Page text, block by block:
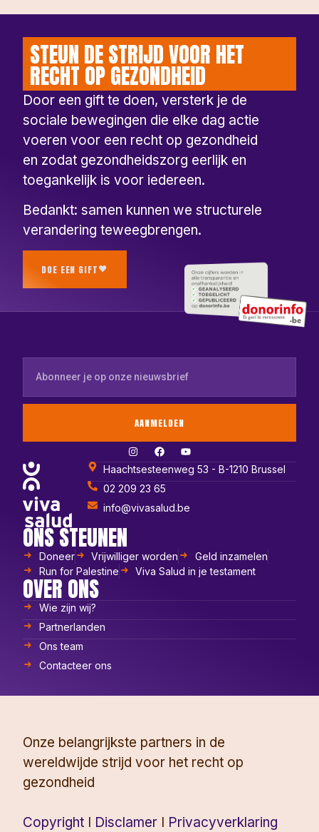
STEUN DE STRIJD VOOR HET
RECHT OP GEZONDHEID
Door een gift te doen, versterk je de
sociale bewegingen die elke dag actie
voeren voor een recht op gezondheid
en zodat gezondheidszorg eerlijk en
toegankelijk is voor iedereen.
Bedankt: samen kunnen we structurele
verandering teweegbrengen.
DOE EEN GIFT
AANMELDEN
Haachtsesteenweg 53 - B-1210 Brussel
02 209 23 65
info@vivasalud.be
ONS STEUNEN
Doneer Vrijwilliger worden
Geld inzamelen
Run for Palestine
Viva Salud in je testament
OVER ONS
Wie zijn wij?
Partnerlanden
Ons team
Contacteer ons
Onze belangrijkste partners in de
wereldwijde strijd voor het recht op
gezondheid
Copyright I Disclamer I Privacyverklaring